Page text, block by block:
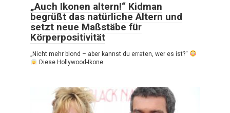
„Auch Ikonen altern!“ Kidman
begrüßt das natürliche Altern und
setzt neue Maßstäbe für
Körperpositivität
„Nicht mehr blond – aber kannst du erraten, wer es ist?“
Diese Hollywood-Ikone